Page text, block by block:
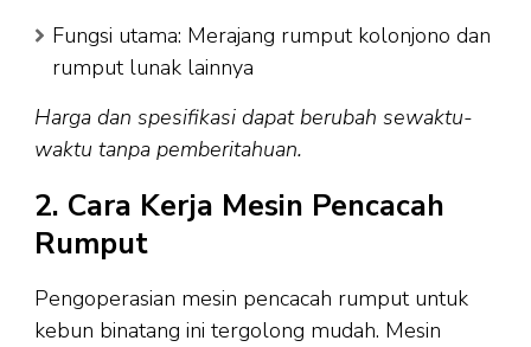
Fungsi utama: Merajang rumput kolonjono dan
rumput lunak lainnya
Harga dan spesifikasi dapat berubah sewaktu-
waktu tanpa pemberitahuan.
2. Cara Kerja Mesin Pencacah
Rumput
Pengoperasian mesin pencacah rumput untuk
kebun binatang ini tergolong mudah. Mesin